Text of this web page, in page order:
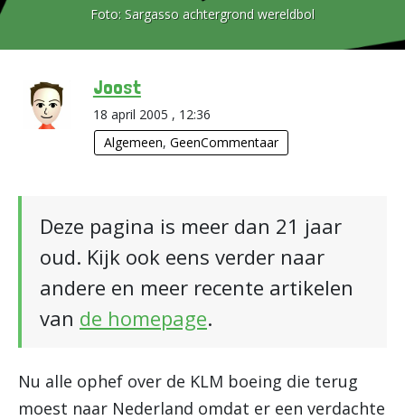
Foto: Sargasso achtergrond wereldbol
Joost
18 april 2005 , 12:36
Algemeen, GeenCommentaar
Deze pagina is meer dan 21 jaar
oud. Kijk ook eens verder naar
andere en meer recente artikelen
van de homepage.
Nu alle ophef over de KLM boeing die terug
moest naar Nederland omdat er een verdachte